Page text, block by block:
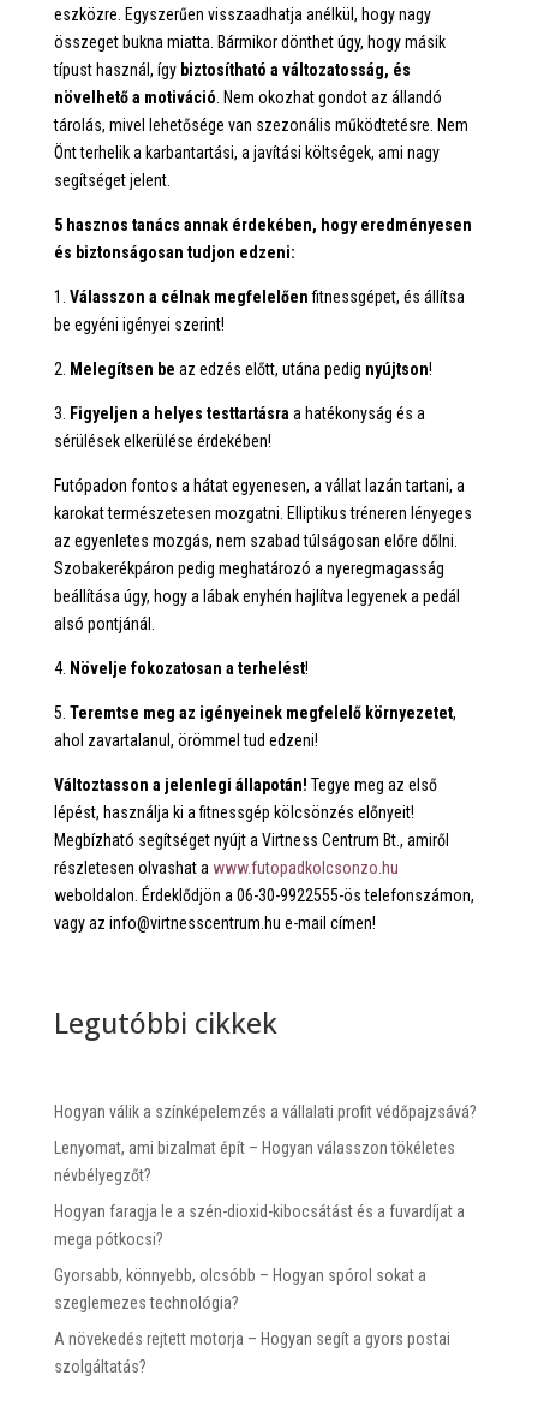
eszközre. Egyszerűen visszaadhatja anélkül, hogy nagy
összeget bukna miatta. Bármikor dönthet úgy, hogy másik
típust használ, így biztosítható a változatosság, és
növelhető a motiváció . Nem okozhat gondot az állandó
tárolás, mivel lehetősége van szezonális működtetésre. Nem
Önt terhelik a karbantartási, a javítási költségek, ami nagy
segítséget jelent.
5 hasznos tanács annak érdekében, hogy eredményesen
és biztonságosan tudjon edzeni:
1. Válasszon a célnak megfelelőenfitnessgépet, és állítsa
be egyéni igényei szerint!
2. Melegítsen be az edzés előtt, utána pedig nyújtson!
3. Figyeljen a helyes testtartásra a hatékonyság és a
sérülések elkerülése érdekében!
Futópadon fontos a hátat egyenesen, a vállat lazán tartani, a
karokat természetesen mozgatni. Elliptikus tréneren lényeges
az egyenletes mozgás, nem szabad túlságosan előre dőlni.
Szobakerékpáron pedig meghatározó a nyeregmagasság
beállítása úgy, hogy a lábak enyhén hajlítva legyenek a pedál
alsó pontjánál.
4. Növelje fokozatosan a terhelést!
5. Teremtse meg az igényeinek megfelelő környezetet,
ahol zavartalanul, örömmel tud edzeni!
Változtasson a jelenlegi állapotán! Tegye meg az első
lépést, használja ki a fitnessgép kölcsönzés előnyeit!
Megbízható segítséget nyújt a Virtness Centrum Bt., amiről
részletesen olvashat a www.futopadkolcsonzo.hu
weboldalon. Érdeklődjön a 06-30-9922555-ös telefonszámon,
vagy az info@virtnesscentrum.hu e-mail címen!
Legutóbbi cikkek
Hogyan válik a színképelemzés a vállalati profit védőpajzsává?
Lenyomat, ami bizalmat épít – Hogyan válasszon tökéletes
névbélyegzőt?
Hogyan faragja le a szén-dioxid-kibocsátást és a fuvardíjat a
mega pótkocsi?
Gyorsabb, könnyebb, olcsóbb – Hogyan spórol sokat a
szeglemezes technológia?
A növekedés rejtett motorja – Hogyan segít a gyors postai
szolgáltatás?